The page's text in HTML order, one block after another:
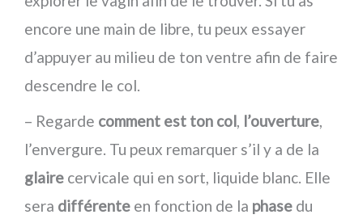
encore une main de libre, tu peux essayer
d’appuyer au milieu de ton ventre afin de faire
descendre le col.
– Regarde comment est ton col, l’ouverture,
l’envergure. Tu peux remarquer s’il y a de la
glaire cervicale qui en sort, liquide blanc. Elle
sera différente en fonction de la phase du